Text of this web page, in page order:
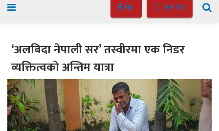
FB SP TV
‘अलबिदा नेपाली सर’ तस्वीरमा एक निडर
व्यक्तित्वको अन्तिम यात्रा